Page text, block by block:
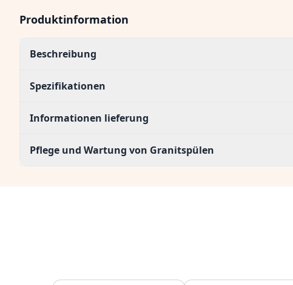
Produktinformation
Beschreibung
Spezifikationen
Informationen lieferung
Pflege und Wartung von Granitspülen